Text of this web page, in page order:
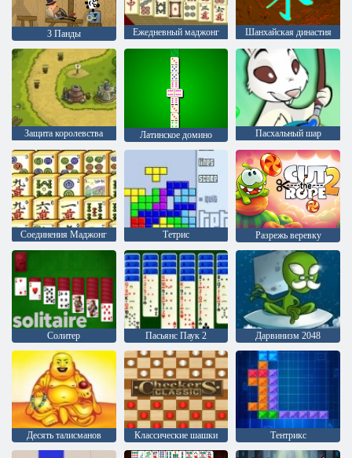
3 Панды Ежедневный маджонг Шанхайская династия
Защита королевства Латинское домино Пасхальный шар
Соединения Маджонг Тетрис Разрежь веревку
Солитер Пасьянс Паук 2 Дарвинизм 2048
Десять талисманов Классические шашки Тентрикс